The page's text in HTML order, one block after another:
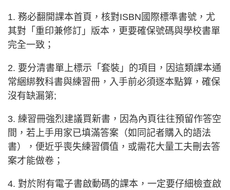
1. 務必翻開課本首頁，核對ISBN國際標準書號，尤
其對「重印兼修訂」版本，更要確保號碼與學校書單
完全一致；
2. 要分清書單上標示「套裝」的項目，因這類課本通
常綑綁教科書與練習冊，入手前必須逐本點算，確保
沒有缺漏第;
3. 練習冊強烈建議買新書，因為內頁往往預留作答空
間，若上手用家已填滿答案（如同記者購入的語法
書），便近乎喪失練習價值，或需花大量工夫刪去答
案才能做卷；
4. 對於附有電子書啟動碼的課本，一定要仔細檢查啟